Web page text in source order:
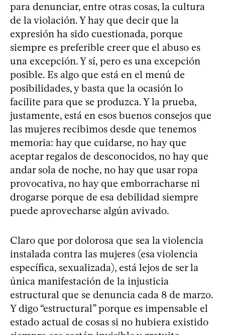
para denunciar, entre otras cosas, la cultura
de la violación. Y hay que decir que la
expresión ha sido cuestionada, porque
siempre es preferible creer que el abuso es
una excepción. Y sí, pero es una excepción
posible. Es algo que está en el menú de
posibilidades, y basta que la ocasión lo
facilite para que se produzca. Y la prueba,
justamente, está en esos buenos consejos que
las mujeres recibimos desde que tenemos
memoria: hay que cuidarse, no hay que
aceptar regalos de desconocidos, no hay que
andar sola de noche, no hay que usar ropa
provocativa, no hay que emborracharse ni
drogarse porque de esa debilidad siempre
puede aprovecharse algún avivado.
Claro que por dolorosa que sea la violencia
instalada contra las mujeres (esa violencia
específica, sexualizada), está lejos de ser la
única manifestación de la injusticia
estructural que se denuncia cada 8 de marzo.
Y digo “estructural” porque es impensable el
estado actual de cosas si no hubiera existido